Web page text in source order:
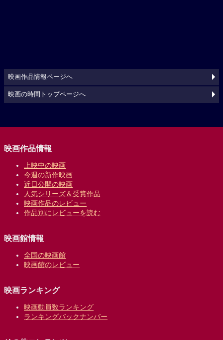
映画作品情報ページへ
映画の時間トップページへ
映画作品情報
上映中の映画
今週の新作映画
近日公開の映画
人気シリーズ＆受賞作品
映画作品のレビュー
作品別にレビューを読む
映画館情報
全国の映画館
映画館のレビュー
映画ランキング
映画動員数ランキング
ランキングバックナンバー